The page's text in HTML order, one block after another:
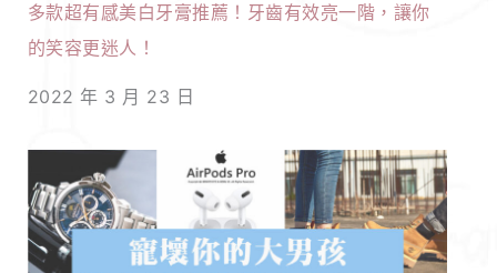
多款超有感美白牙膏推薦！牙齒有效亮一階，讓你
的笑容更迷人！
2022 年 3 月 23 日